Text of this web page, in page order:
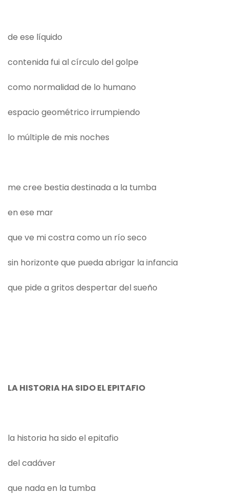
de ese líquido
contenida fui al círculo del golpe
como normalidad de lo humano
espacio geométrico irrumpiendo
lo múltiple de mis noches
me cree bestia destinada a la tumba
en ese mar
que ve mi costra como un río seco
sin horizonte que pueda abrigar la infancia
que pide a gritos despertar del sueño
LA HISTORIA HA SIDO EL EPITAFIO
la historia ha sido el epitafio
del cadáver
que nada en la tumba